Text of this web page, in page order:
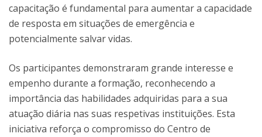
capacitação é fundamental para aumentar a capacidade
de resposta em situações de emergência e
potencialmente salvar vidas.
Os participantes demonstraram grande interesse e
empenho durante a formação, reconhecendo a
importância das habilidades adquiridas para a sua
atuação diária nas suas respetivas instituições. Esta
iniciativa reforça o compromisso do Centro de